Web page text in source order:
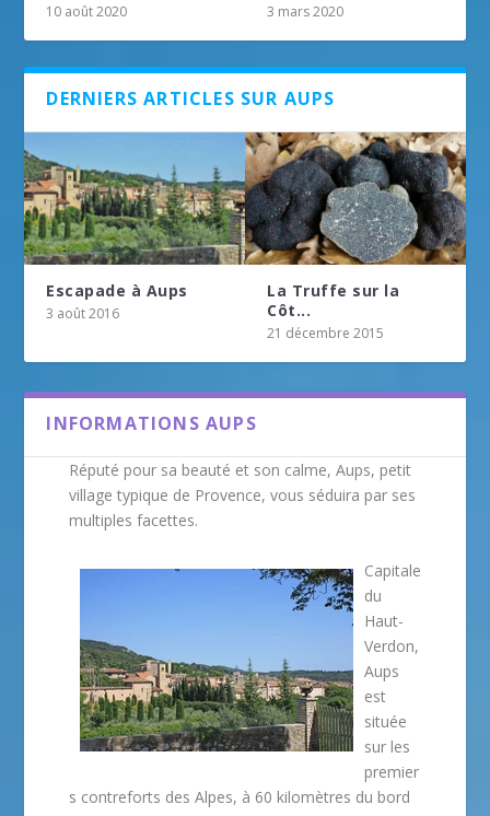
10 août 2020 3 mars 2020
DERNIERS ARTICLES SUR AUPS
Escapade à Aups
3 août 2016
La Truffe sur la
Côt...
21 décembre 2015
INFORMATIONS AUPS
Réputé pour sa beauté et son calme, Aups, petit
village typique de Provence, vous séduira par ses
multiples facettes.
Capitale
du
Haut-
Verdon,
Aups
est
située
sur les
premier
s contreforts des Alpes, à 60 kilomètres du bord